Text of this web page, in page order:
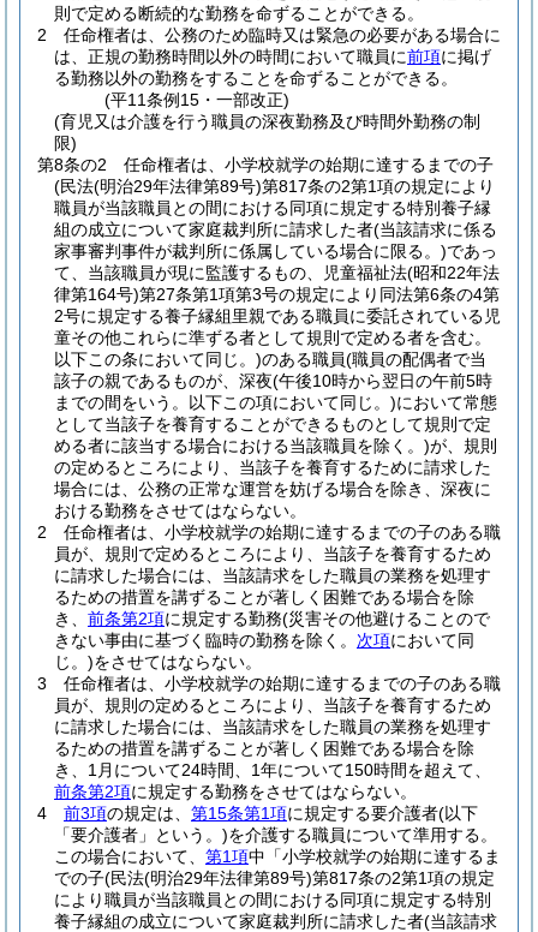
則で定める断続的な勤務を命ずることができる。
2
任命権者は、公務のため臨時又は緊急の必要がある場合に
は、正規の勤務時間以外の時間において職員に前項に掲げ
る勤務以外の勤務をすることを命ずることができる。
(平11条例15・一部改正)
(育児又は介護を行う職員の深夜勤務及び時間外勤務の制
限)
第8条の2
任命権者は、小学校就学の始期に達するまでの子
(民法(明治29年法律第89号)第817条の2第1項の規定により
職員が当該職員との間における同項に規定する特別養子縁
組の成立について家庭裁判所に請求した者(当該請求に係る
家事審判事件が裁判所に係属している場合に限る。)であっ
て、当該職員が現に監護するもの、児童福祉法(昭和22年法
律第164号)第27条第1項第3号の規定により同法第6条の4第
2号に規定する養子縁組里親である職員に委託されている児
童その他これらに準ずる者として規則で定める者を含む。
以下この条において同じ。)のある職員(職員の配偶者で当
該子の親であるものが、深夜(午後10時から翌日の午前5時
までの間をいう。以下この項において同じ。)において常態
として当該子を養育することができるものとして規則で定
める者に該当する場合における当該職員を除く。)が、規則
の定めるところにより、当該子を養育するために請求した
場合には、公務の正常な運営を妨げる場合を除き、深夜に
おける勤務をさせてはならない。
2
任命権者は、小学校就学の始期に達するまでの子のある職
員が、規則で定めるところにより、当該子を養育するため
に請求した場合には、当該請求をした職員の業務を処理す
るための措置を講ずることが著しく困難である場合を除
き、 前条第2項に規定する勤務(災害その他避けることので
きない事由に基づく臨時の勤務を除く。 次項において同
じ。)をさせてはならない。
3
任命権者は、小学校就学の始期に達するまでの子のある職
員が、規則の定めるところにより、当該子を養育するため
に請求した場合には、当該請求をした職員の業務を処理す
るための措置を講ずることが著しく困難である場合を除
き、1月について24時間、1年について150時間を超えて、
前条第2項に規定する勤務をさせてはならない。
4
前3項の規定は、 第15条第1項に規定する要介護者(以下
「要介護者」という。)を介護する職員について準用する。
この場合において、 第1項中「小学校就学の始期に達するま
での子(民法(明治29年法律第89号)第817条の2第1項の規定
により職員が当該職員との間における同項に規定する特別
養子縁組の成立について家庭裁判所に請求した者(当該請求